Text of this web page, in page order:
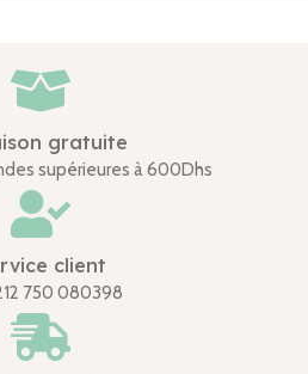
gratuite
supérieures à 600Dhs
client
750 080398